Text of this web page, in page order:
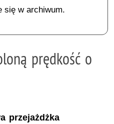
się w archiwum.
prędkość o
przejażdżka